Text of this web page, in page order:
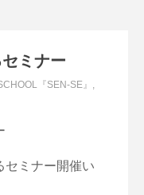
ミナー
『SEN-SE』 ,
セミナー開催い